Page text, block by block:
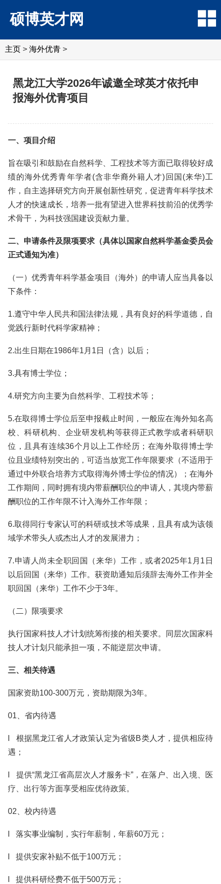
硕博英才网
主页 > 海外优青 >
黑龙江大学2026年诚邀全球英才依托申
报海外优青项目
一、项目介绍
旨在吸引和鼓励在自然科学、工程技术等方面已取得较好成
绩的海外优秀青年学者(含非华裔外籍人才)回国(来华)工
作，自主选择研究方向开展创新性研究，促进青年科学技术
人才的快速成长，培养一批有望进入世界科技前沿的优秀学
术骨干，为科技强国建设贡献力量。
二、申请条件及限项要求（具体以国家自然科学基金委员会
正式通知为准）
（一）优秀青年科学基金项目（海外）的申请人应当具备以
下条件：
1.遵守中华人民共和国法律法规，具有良好的科学道德，自
觉践行新时代科学家精神；
2.出生日期在1986年1月1日（含）以后；
3.具有博士学位；
4.研究方向主要为自然科学、工程技术等；
5.在取得博士学位后至申报截止时间，一般应在海外知名高
校、科研机构、企业研发机构等获得正式教学或者科研职
位，且具有连续36个月以上工作经历；在海外取得博士学
位且业绩特别突出的，可适当放宽工作年限要求（不适用于
通过中外联合培养方式取得海外博士学位的情况）；在海外
工作期间，同时拥有境内带薪酬职位的申请人，其境内带薪
酬职位的工作年限不计入海外工作年限；
6.取得同行专家认可的科研或技术等成果，且具有成为该领
域学术带头人或杰出人才的发展潜力；
7.申请人尚未全职回国（来华）工作，或者2025年1月1日
以后回国（来华）工作。获资助通知后须辞去海外工作并全
职回国（来华）工作不少于3年。
（二）限项要求
执行国家科技人才计划统筹衔接的相关要求。同层次国家科
技人才计划只能承担一项，不能逆层次申请。
三、相关待遇
国家资助100-300万元，资助期限为3年。
01、省内待遇
l 根据黑龙江省人才政策认定为省级B类人才，提供相应待
遇；
l 提供“黑龙江省高层次人才服务卡”，在落户、出入境、医
疗、出行等方面享受相应优待政策。
02、校内待遇
l 落实事业编制，实行年薪制，年薪60万元；
l 提供安家补贴不低于100万元；
l 提供科研经费不低于500万元；